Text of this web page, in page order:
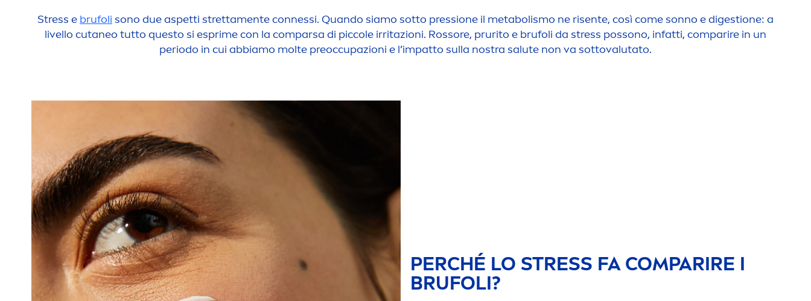
Stress e brufoli sono due aspetti strettamente connessi. Quando siamo sotto pressione il metabolismo ne risente, così come sonno e digestione: a
livello cutaneo tutto questo si esprime con la comparsa di piccole irritazioni. Rossore, prurito e brufoli da stress possono, infatti, comparire in un
periodo in cui abbiamo molte preoccupazioni e l’impatto sulla nostra salute non va sottovalutato.
PERCHÉ LO STRESS FA COMPARIRE I
BRUFOLI?